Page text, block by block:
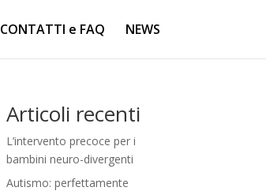
CONTATTI e FAQ NEWS
Articoli recenti
L’intervento precoce per i
bambini neuro-divergenti
Autismo: perfettamente